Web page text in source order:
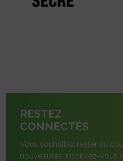
RESTEZ
CONNECTÉS
Vous souhaitez rester au
nouveautés, inscrivez-vous